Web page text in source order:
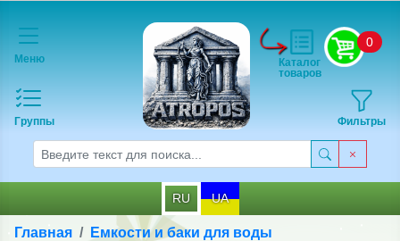
Меню
Группы
0
Фильтры
Каталог
товаров
RU UA
Главная
Емкости и баки для воды